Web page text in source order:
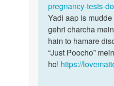
by
Sima
pregnancy-tests-
Yadi aap is
gehri charcha
hain to hamare
“Just Poocho”
ho! https://